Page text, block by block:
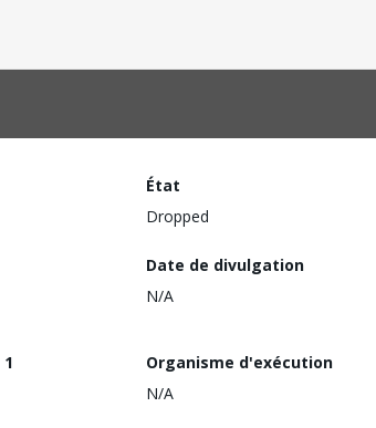
État
Dropped
Date de divulgation
N/A
1
Organisme d'exécution
N/A